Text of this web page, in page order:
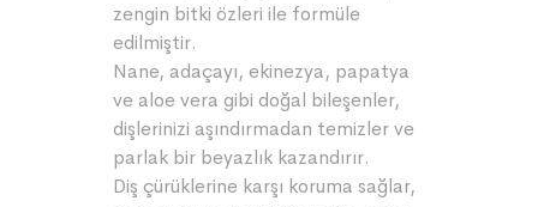
zengin bitki özleri ile formüle
edilmiştir.
Nane, adaçayı, ekinezya, papatya
ve aloe vera gibi doğal bileşenler,
dişlerinizi aşındırmadan temizler ve
parlak bir beyazlık kazandırır.
Diş çürüklerine karşı koruma sağlar,